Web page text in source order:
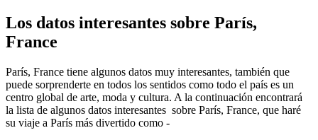
Los datos interesantes sobre París,
France
París, France tiene algunos datos muy interesantes, también que
puede sorprenderte en todos los sentidos como todo el país es un
centro global de arte, moda y cultura. A la continuación encontrará
la lista de algunos datos interesantes sobre París, France, que haré
su viaje a París más divertido como -